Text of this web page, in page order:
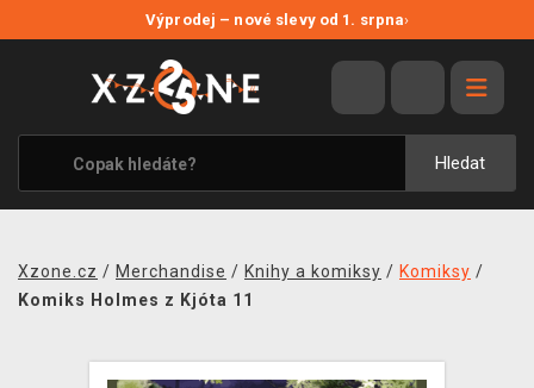
Výprodej – nové slevy od 1. srpna›
Hledat
VÝPRODEJ
VIDEOHRY
XZONE ORIGINALS
TÉMATIKY
MERCHANDISE
Xzone.cz / Merchandise / Knihy a komiksy / Komiksy /
Komiks Holmes z Kjóta 11